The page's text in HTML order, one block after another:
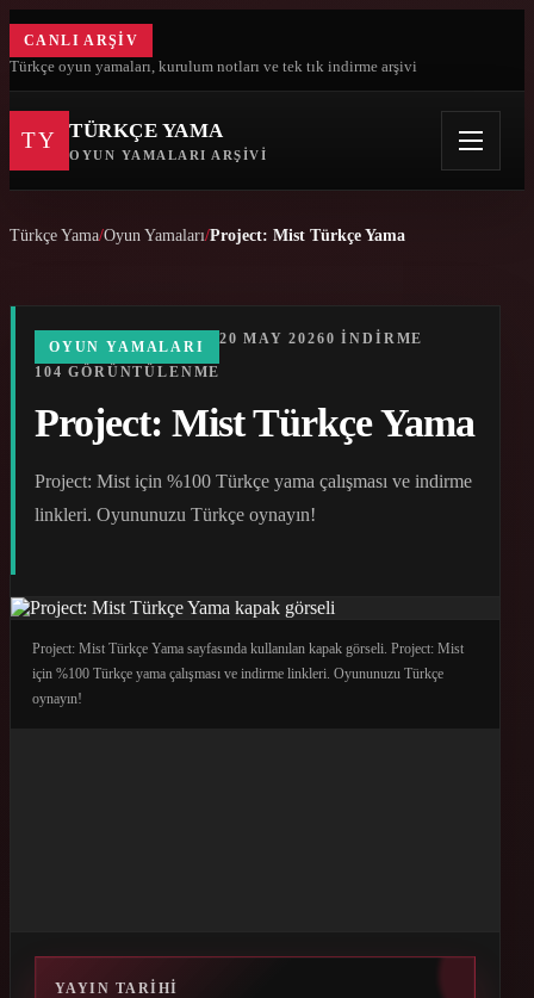
CANLI ARŞIV
Türkçe oyun yamaları, kurulum notları ve tek tık indirme arşivi
TY TÜRKÇE YAMA
OYUN YAMALARI ARŞIVI
Türkçe Yama Oyun Yamaları Project: Mist Türkçe Yama
OYUN YAMALARI 20 MAY 20260 INDIRME
104 GÖRÜNTÜLENME
Project: Mist Türkçe Yama
Project: Mist için %100 Türkçe yama çalışması ve indirme
linkleri. Oyununuzu Türkçe oynayın!
Project: Mist Türkçe Yama sayfasında kullanılan kapak görseli. Project: Mist
için %100 Türkçe yama çalışması ve indirme linkleri. Oyununuzu Türkçe
oynayın!
YAYIN TARIHI